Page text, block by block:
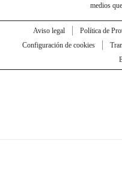
medios
Aviso legal Política de
Configuración de cookies